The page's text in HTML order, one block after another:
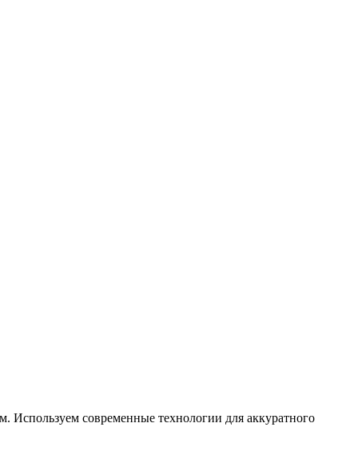
Используем современные технологии для аккуратного